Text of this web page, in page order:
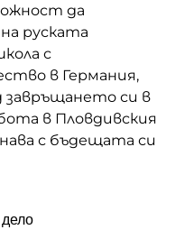
да
руската
с
в Германия,
завръщането си в
в Пловдивския
с бъдещата си